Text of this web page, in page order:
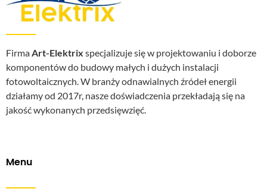
Firma Art-Elektrix specjalizuje się w projektowaniu i doborze
komponentów do budowy małych i dużych instalacji
fotowoltaicznych. W branży odnawialnych źródeł energii
działamy od 2017r, nasze doświadczenia przekładają się na
jakość wykonanych przedsięwzięć.
Menu